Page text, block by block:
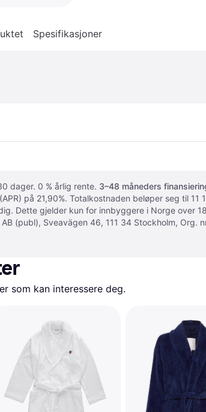
Spesifikasjoner
dager. 0 % årlig rente. 3–48 måneders
på 21,90%. Totalkostnaden beløper seg til
Dette gjelder kun for innbyggere i Norge over
(publ), Sveavägen 46, 111 34 Stockholm, Org.
som kan interessere deg.